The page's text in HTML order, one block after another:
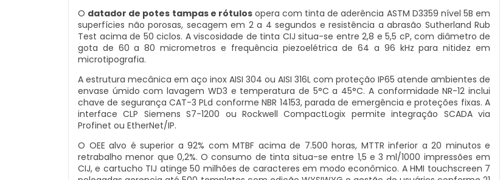
O datador de potes tampas e rótulosopera com tinta de aderência ASTM D3359 nível 5B em
superfícies não porosas, secagem em 2 a 4 segundos e resistência a abrasão Sutherland Rub
Test acima de 50 ciclos. A viscosidade de tinta CIJ situa-se entre 2,8 e 5,5 cP, com diâmetro de
gota de 60 a 80 micrometros e frequência piezoelétrica de 64 a 96 kHz para nitidez em
microtipografia.
A estrutura mecânica em aço inox AISI 304 ou AISI 316L com proteção IP65 atende ambientes de
envase úmido com lavagem WD3 e temperatura de 5°C a 45°C. A conformidade NR-12 inclui
chave de segurança CAT-3 PLd conforme NBR 14153, parada de emergência e proteções fixas. A
interface CLP Siemens S7-1200 ou Rockwell CompactLogix permite integração SCADA via
Profinet ou EtherNet/IP.
O OEE alvo é superior a 92% com MTBF acima de 7.500 horas, MTTR inferior a 20 minutos e
retrabalho menor que 0,2%. O consumo de tinta situa-se entre 1,5 e 3 ml/1000 impressões em
CIJ, e cartucho TIJ atinge 50 milhões de caracteres em modo econômico. A HMI touchscreen 7